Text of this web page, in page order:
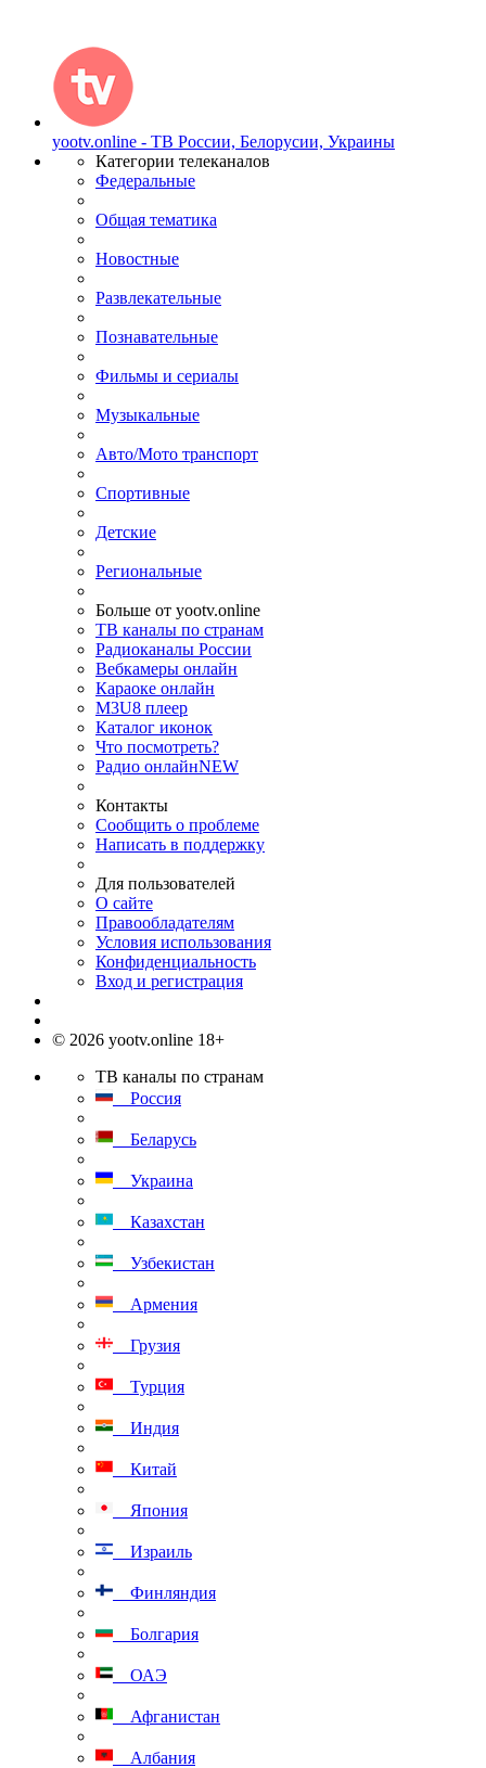
yootv.online - ТВ России, Белорусии, Украины
Категории телеканалов
Федеральные
Общая тематика
Новостные
Развлекательные
Познавательные
Фильмы и сериалы
Музыкальные
Авто/Мото транспорт
Спортивные
Детские
Региональные
Больше от yootv.online
ТВ каналы по странам
Радиоканалы России
Вебкамеры онлайн
Караоке онлайн
M3U8 плеер
Каталог иконок
Что посмотреть?
Радио онлайнNEW
Контакты
Сообщить о проблеме
Написать в поддержку
Для пользователей
О сайте
Правообладателям
Условия использования
Конфиденциальность
Вход и регистрация
© 2026 yootv.online 18+
ТВ каналы по странам
Россия
Беларусь
Украина
Казахстан
Узбекистан
Армения
Грузия
Турция
Индия
Китай
Япония
Израиль
Финляндия
Болгария
ОАЭ
Афганистан
Албания